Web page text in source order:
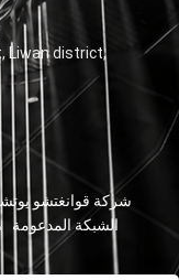
Liwan district,
IPv6 الشبكة المدعومة